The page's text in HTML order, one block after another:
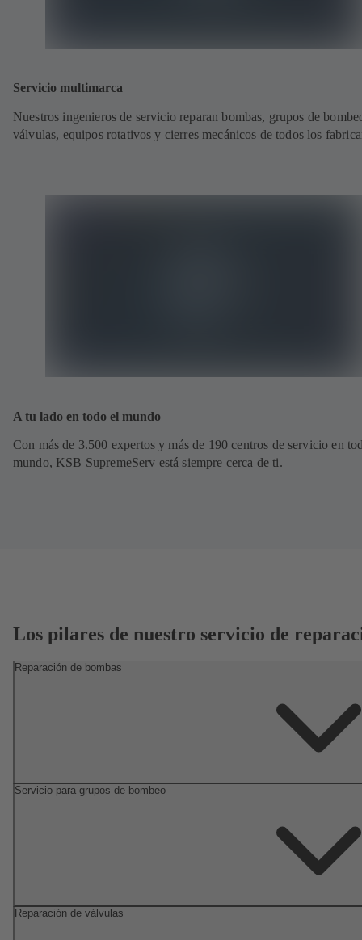
Servicio multimarca
Nuestros ingenieros de servicio reparan bombas, grupos de
válvulas, equipos rotativos y cierres mecánicos de todos los
A tu lado en todo el mundo
Con más de 3.500 expertos y más de 190 centros de servicio en
mundo, KSB SupremeServ está siempre cerca de ti.
Los pilares de nuestro servicio de
Reparación de bombas
Servicio para grupos de bombeo
Reparación de válvulas